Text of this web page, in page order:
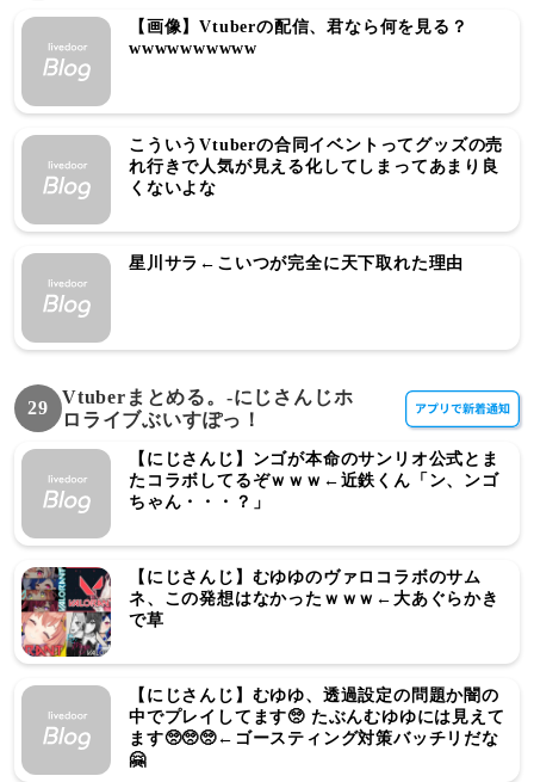
【画像】Vtuberの配信、君なら何を見る？
wwwwwwwwww
こういうVtuberの合同イベントってグッズの売
れ行きで人気が見える化してしまってあまり良
くないよな
星川サラ←こいつが完全に天下取れた理由
29
Vtuberまとめる。-にじさんじホ
ロライブぶいすぽっ！
【にじさんじ】ンゴが本命のサンリオ公式とま
たコラボしてるぞｗｗｗ←近鉄くん「ン、ンゴ
ちゃん・・・？」
【にじさんじ】むゆゆのヴァロコラボのサム
ネ、この発想はなかったｗｗｗ←大あぐらかき
で草
【にじさんじ】むゆゆ、透過設定の問題か闇の
中でプレイしてます🥺 たぶんむゆゆには見えて
ます🥺🥺🥺←ゴースティング対策バッチリだな
🤗